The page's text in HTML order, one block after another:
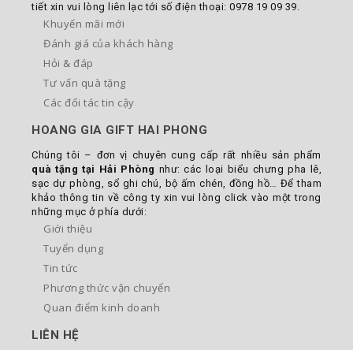
tiết xin vui lòng liên lạc tới số điện thoại: 0978 19 09 39.
Khuyến mãi mới
Đánh giá của khách hàng
Hỏi & đáp
Tư vấn quà tặng
Các đối tác tin cậy
HOANG GIA GIFT HAI PHONG
Chúng tôi – đơn vị chuyên cung cấp rất nhiều sản phẩm
quà tặng tại Hải Phòng như: các loại biểu chưng pha lê,
sạc dự phòng, sổ ghi chú, bộ ấm chén, đồng hồ… Để tham
khảo thông tin về công ty xin vui lòng click vào một trong
những mục ở phía dưới:
Giới thiệu
Tuyển dụng
Tin tức
Phương thức vận chuyển
Quan điểm kinh doanh
LIÊN HỆ